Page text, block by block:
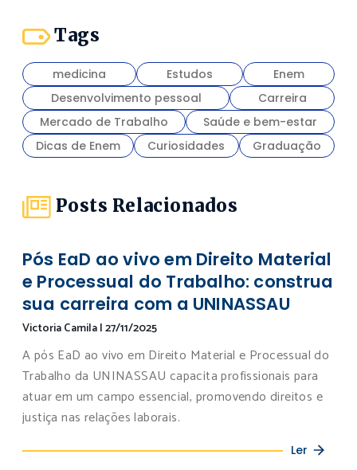
Tags
medicina Estudos
Enem
Desenvolvimento pessoal
Carreira
Mercado de Trabalho
Saúde e bem-estar
Dicas de Enem
Curiosidades Graduação
Posts Relacionados
Pós EaD ao vivo em Direito Material
e Processual do Trabalho: construa
sua carreira com a UNINASSAU
Victoria Camila|27/11/2025
A pós EaD ao vivo em Direito Material e Processual do
Trabalho da UNINASSAU capacita profissionais para
atuar em um campo essencial, promovendo direitos e
justiça nas relações laborais.
Ler